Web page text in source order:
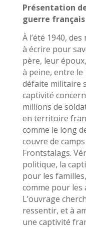
Présentation
guerre français
À l’été 1940,
à écrire pour
père, leur
à peine, entre le
défaite militaire
captivité
millions de
en territoire
comme le long
couvre de
Frontstalags.
politique, la
pour les
comme pour les
L’ouvrage
ressentir, et à
une captivité